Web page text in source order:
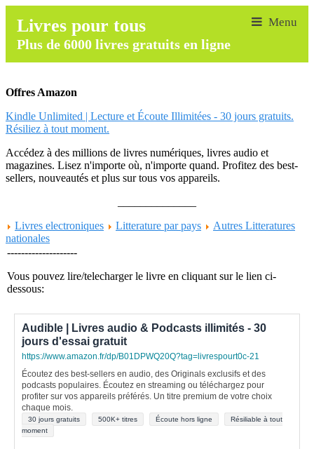
Livres pour tous
Plus de 6000 livres gratuits en ligne
Offres Amazon
Kindle Unlimited | Lecture et Écoute Illimitées - 30 jours gratuits.
Résiliez à tout moment.
Accédez à des millions de livres numériques, livres audio et
magazines. Lisez n'importe où, n'importe quand. Profitez des best-
sellers, nouveautés et plus sur tous vos appareils.
Livres electroniques
Litterature par pays
Autres Litteratures
nationales
--------------------
Vous pouvez lire/telecharger le livre en cliquant sur le lien ci-
dessous:
Audible | Livres audio & Podcasts illimités - 30
jours d'essai gratuit
https://www.amazon.fr/dp/B01DPWQ20Q?tag=livrespourt0c-21
Écoutez des best-sellers en audio, des Originals exclusifs et des
podcasts populaires. Écoutez en streaming ou téléchargez pour
profiter sur vos appareils préférés. Un titre premium de votre choix
chaque mois.
30 jours gratuits 500K+ titres Écoute hors ligne
Résiliable à tout
moment